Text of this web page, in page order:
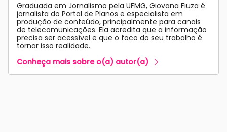
Graduada em Jornalismo pela UFMG, Giovana Fiuza é
jornalista do Portal de Planos e especialista em
produção de conteúdo, principalmente para canais
de telecomunicações. Ela acredita que a informação
precisa ser acessível e que o foco do seu trabalho é
tornar isso realidade.
Conheça mais sobre o(a) autor(a)